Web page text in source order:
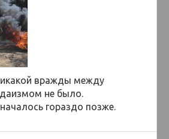
вражды между
не было.
гораздо позже.